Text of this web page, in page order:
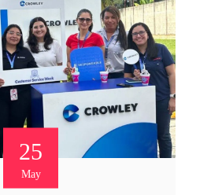
25
May